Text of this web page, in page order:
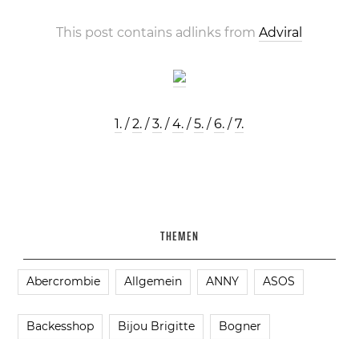
This post contains adlinks fromAdviral
1. /2. /3. /4. /5. /6. /7.
THEMEN
Abercrombie Allgemein ANNY ASOS
Backesshop Bijou Brigitte Bogner